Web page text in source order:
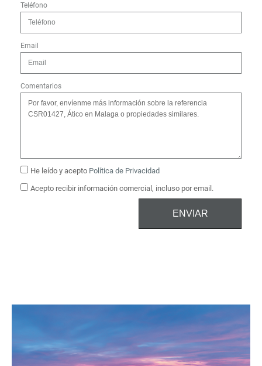
Teléfono
Email
Comentarios
He leído y acepto Política de Privacidad
Acepto recibir información comercial, incluso por email.
ENVIAR